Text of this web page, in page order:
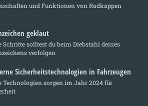
und Funktionen von Radkappen
geklaut
Schritte solltest du beim Diebstahl deines
verfolgen
Sicherheitstechnologien in Fahrzeugen
Technologien sorgen im Jahr 2024 für